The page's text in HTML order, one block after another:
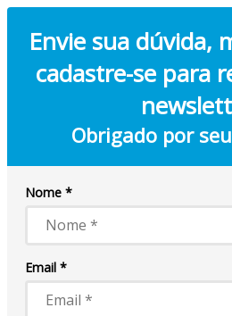
Envie sua dúvida,
cadastre-se para
Obrigado por
Nome *
Email *